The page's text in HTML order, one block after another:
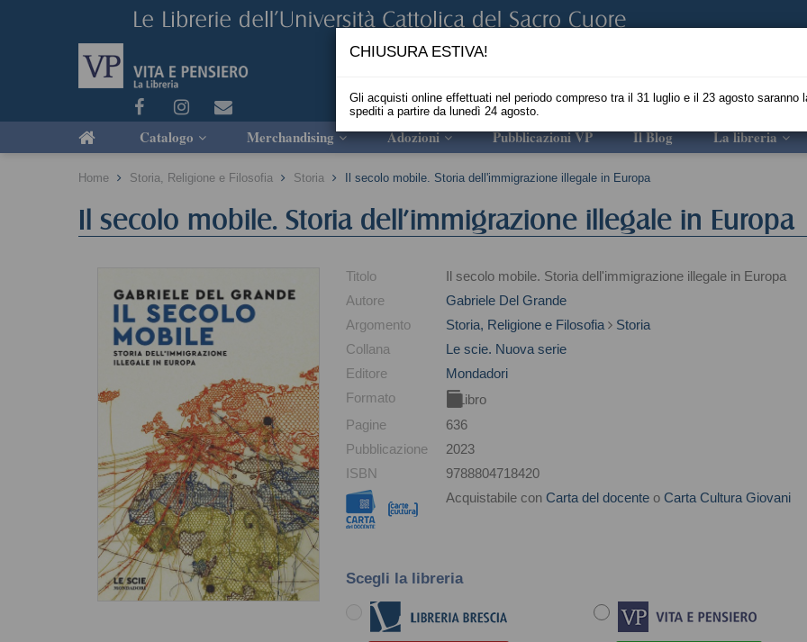
Catalogo Merchandising Adozioni Pubblicazioni VP Il Blog La libreria
Home Storia, Religione e Filosofia Storia Il secolo mobile. Storia dell'immigrazione illegale in Europa
Il secolo mobile. Storia dell'immigrazione illegale in Europa
Titolo
Il secolo mobile. Storia dell'immigrazione illegale in Europa
Autore
Gabriele Del Grande
Argomento
Storia, Religione e Filosofia
Storia
Collana
Le scie. Nuova serie
Editore
Mondadori
Formato
Libro
Pagine
636
Pubblicazione
2023
ISBN
9788804718420
Acquistabile con Carta del docente o Carta Cultura Giovani
Scegli la libreria
CHIUSURA ESTIVA!
Gli acquisti online effettuati nel periodo compreso tra il 31 luglio e il 23 agosto saranno
spediti a partire da lunedì 24 agosto.